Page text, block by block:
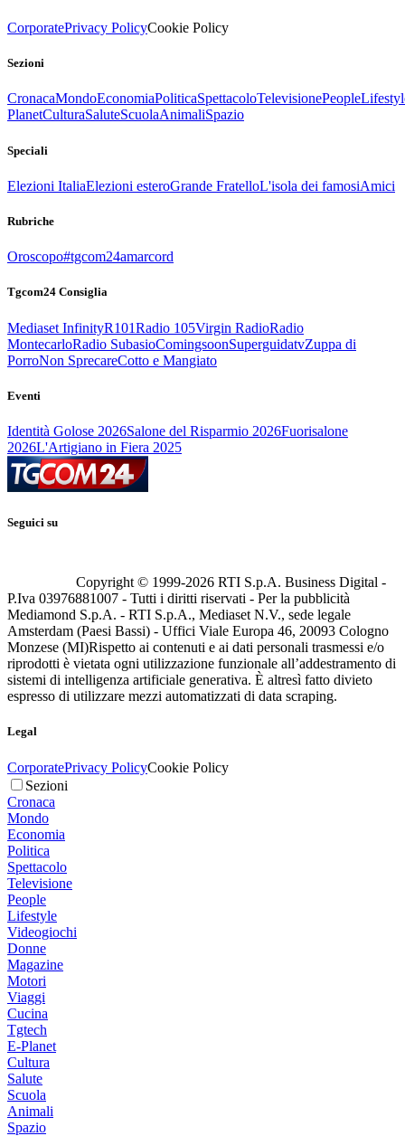
CorporatePrivacy PolicyCookie Policy
Sezioni
CronacaMondoEconomiaPoliticaSpettacoloTelevisionePeople
PlanetCulturaSaluteScuolaAnimaliSpazio
Speciali
Elezioni ItaliaElezioni esteroGrande FratelloL'isola dei famosiAmici
Rubriche
Oroscopo#tgcom24amarcord
Tgcom24 Consiglia
Mediaset InfinityR101Radio 105Virgin RadioRadio
MontecarloRadio SubasioComingsoonSuperguidatvZuppa di
PorroNon SprecareCotto e Mangiato
Eventi
Identità Golose 2026Salone del Risparmio 2026Fuorisalone
2026L'Artigiano in Fiera 2025
Seguici su
Copyright © 1999-2026 RTI S.p.A. Business Digital -
P.Iva 03976881007 - Tutti i diritti riservati - Per la pubblicità
Mediamond S.p.A. - RTI S.p.A., Mediaset N.V., sede legale
Amsterdam (Paesi Bassi) - Uffici Viale Europa 46, 20093 Cologno
Monzese (MI)Rispetto ai contenuti e ai dati personali trasmessi e/o
riprodotti è vietata ogni utilizzazione funzionale all’addestramento di
sistemi di intelligenza artificiale generativa. È altresì fatto divieto
espresso di utilizzare mezzi automatizzati di data scraping.
Legal
CorporatePrivacy PolicyCookie Policy
Sezioni
Cronaca
Mondo
Economia
Politica
Spettacolo
Televisione
People
Lifestyle
Videogiochi
Donne
Magazine
Motori
Viaggi
Cucina
Tgtech
E-Planet
Cultura
Salute
Scuola
Animali
Spazio